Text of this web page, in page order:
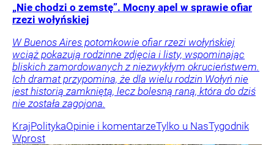
„Nie chodzi o zemstę”. Mocny apel w sprawie ofiar
rzezi wołyńskiej
W Buenos Aires potomkowie ofiar rzezi wołyńskiej
wciąż pokazują rodzinne zdjęcia i listy, wspominając
bliskich zamordowanych z niezwykłym okrucieństwem.
Ich dramat przypomina, że dla wielu rodzin Wołyń nie
jest historią zamkniętą, lecz bolesną raną, która do dziś
nie została zagojona.
KrajPolitykaOpinie i komentarzeTylko u NasTygodnik
Wprost